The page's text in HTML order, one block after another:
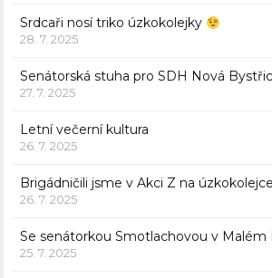
Srdcaři nosí triko úzkokolejky
28. 7. 2025
Senátorská stuha pro SDH Nová
27. 7. 2025
Letní večerní kultura
26. 7. 2025
Brigádničili jsme v Akci Z na úzkokolejce
26. 7. 2025
Se senátorkou Smotlachovou v Malém
25. 7. 2025